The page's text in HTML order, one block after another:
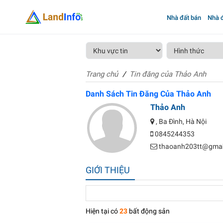
Nhà đất bán Nhà
Trang chủ Tin đăng của Thảo Anh
Danh Sách Tin Đăng Của Thảo Anh
Thảo Anh
, Ba Đình, Hà Nội
0845244353
GIỚI THIỆU
Hiện tại có23 bất động sản